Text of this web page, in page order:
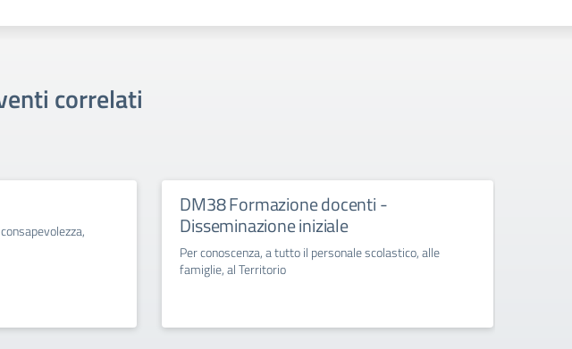
correlati
DM38 Formazione docenti -
Disseminazione iniziale
Per conoscenza, a tutto il personale scolastico, alle
famiglie, al Territorio